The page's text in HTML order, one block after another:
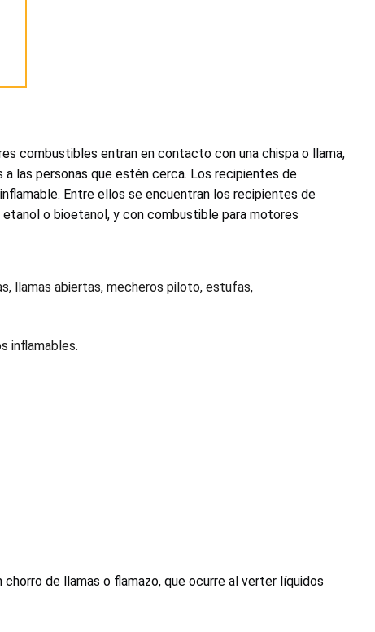
combustibles entran en contacto con una chispa o llama,
las personas que estén cerca. Los recipientes de
Entre ellos se encuentran los recipientes de
o bioetanol, y con combustible para motores
llamas abiertas, mecheros piloto, estufas,
inflamables.
chorro de llamas o flamazo, que ocurre al verter líquidos